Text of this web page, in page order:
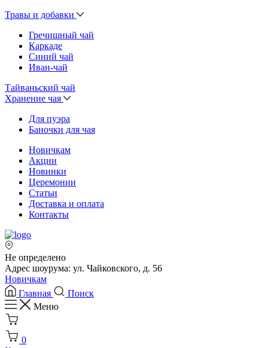
Травы и добавки
Гречишный чай
Каркаде
Синий чай
Иван-чай
Тайваньский чай
Хранение чая
Для пуэра
Баночки для чая
Новичкам
Акции
Новинки
Церемонии
Статьи
Доставка и оплата
Контакты
Не определено
Адрес шоурума: ул. Чайковского, д. 56
Новичкам
Главная
Поиск
Меню
0